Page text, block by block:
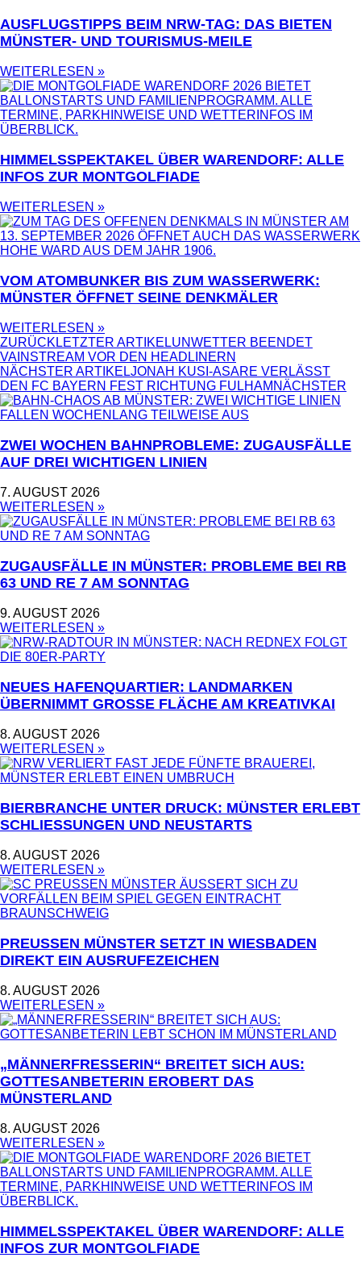
AUSFLUGSTIPPS BEIM NRW-TAG: DAS BIETEN
MÜNSTER- UND TOURISMUS-MEILE
WEITERLESEN »
HIMMELSSPEKTAKEL ÜBER WARENDORF: ALLE
INFOS ZUR MONTGOLFIADE
WEITERLESEN »
VOM ATOMBUNKER BIS ZUM WASSERWERK:
MÜNSTER ÖFFNET SEINE DENKMÄLER
WEITERLESEN »
ZURÜCK LETZTER ARTIKELUNWETTER BEENDET
VAINSTREAM VOR DEN HEADLINERN
NÄCHSTER ARTIKELJONAH KUSI-ASARE VERLÄSST
DEN FC BAYERN FEST RICHTUNG FULHAM NÄCHSTER
ZWEI WOCHEN BAHNPROBLEME: ZUGAUSFÄLLE
AUF DREI WICHTIGEN LINIEN
7. AUGUST 2026
WEITERLESEN »
ZUGAUSFÄLLE IN MÜNSTER: PROBLEME BEI RB
63 UND RE 7 AM SONNTAG
9. AUGUST 2026
WEITERLESEN »
NEUES HAFENQUARTIER: LANDMARKEN
ÜBERNIMMT GROSSE FLÄCHE AM KREATIVKAI
8. AUGUST 2026
WEITERLESEN »
BIERBRANCHE UNTER DRUCK: MÜNSTER ERLEBT
SCHLIESSUNGEN UND NEUSTARTS
8. AUGUST 2026
WEITERLESEN »
PREUSSEN MÜNSTER SETZT IN WIESBADEN D
IREKT EIN AUSRUFEZEICHEN
8. AUGUST 2026
WEITERLESEN »
„MÄNNERFRESSERIN“ BREITET SICH AUS:
GOTTESANBETERIN EROBERT DAS
MÜNSTERLAND
8. AUGUST 2026
WEITERLESEN »
HIMMELSSPEKTAKEL ÜBER WARENDORF: ALLE
INFOS ZUR MONTGOLFIADE